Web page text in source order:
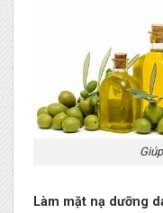
Làm mặt nạ dưỡng